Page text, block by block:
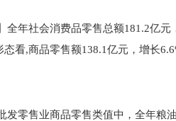
社会消费品零售总额181.2亿元
态看,商品零售额138.1亿元，增长
零售业商品零售类值中，全年粮油